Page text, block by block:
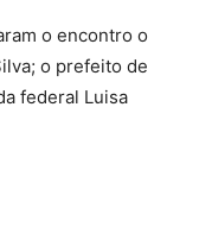
o encontro o
o prefeito de
federal Luisa